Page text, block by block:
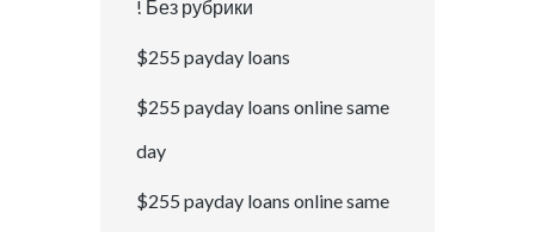
! Без рубрики
$255 payday loans
$255 payday loans online same
day
$255 payday loans online same